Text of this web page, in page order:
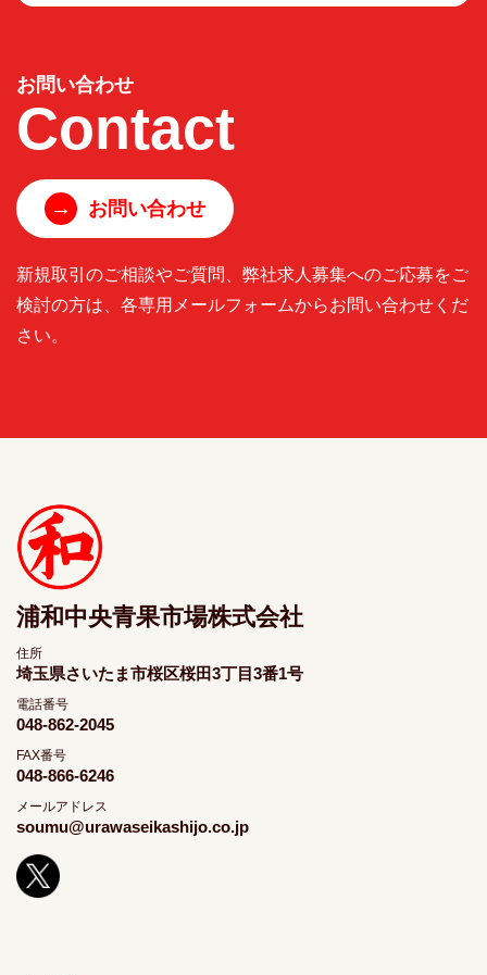
お問い合わせ
Contact
→ お問い合わせ
新規取引のご相談やご質問、弊社求人募集へのご応募をご
検討の方は、各専用メールフォームからお問い合わせくだ
さい。
浦和中央青果市場株式会社
住所
埼玉県さいたま市桜区桜田3丁目3番1号
電話番号
048-862-2045
FAX番号
048-866-6246
メールアドレス
soumu@urawaseikashijo.co.jp